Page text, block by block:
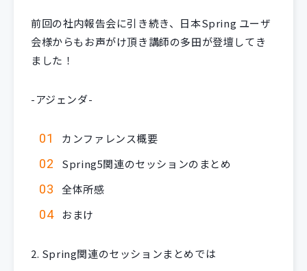
前回の社内報告会に引き続き、日本Spring ユーザ
会様からもお声がけ頂き講師の多田が登壇してき
ました！
-アジェンダ-
カンファレンス概要
Spring5関連のセッションのまとめ
全体所感
おまけ
2. Spring関連のセッションまとめでは